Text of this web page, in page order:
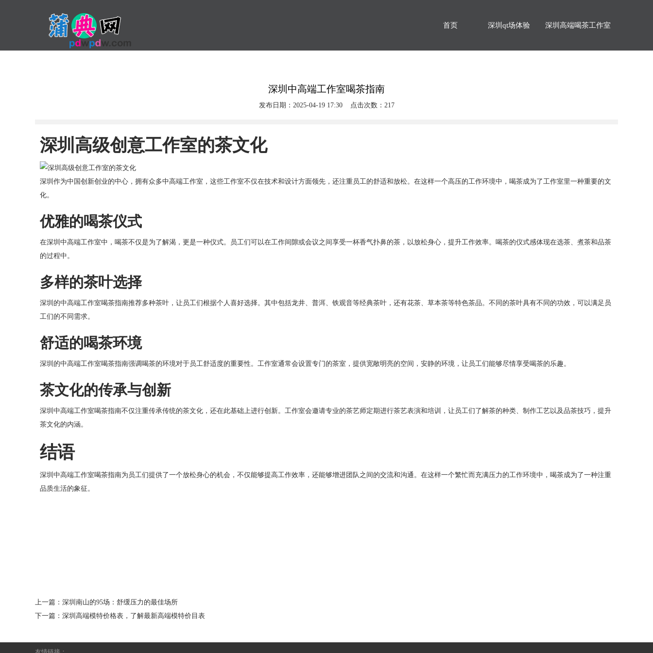
首页 深圳qt场体验 深圳高端喝茶工作室
深圳中高端工作室喝茶指南
发布日期：2025-04-19 17:30 点击次数：217
深圳高级创意工作室的茶文化
深圳作为中国创新创业的中心，拥有众多中高端工作室，这些工作室不仅在技术和设计方面领先，还注重员工的舒适和放松。在这样一个高压的工作环境中，喝茶成为了工作室里一种重要的文
化。
优雅的喝茶仪式
在深圳中高端工作室中，喝茶不仅是为了解渴，更是一种仪式。员工们可以在工作间隙或会议之间享受一杯香气扑鼻的茶，以放松身心，提升工作效率。喝茶的仪式感体现在选茶、煮茶和品茶
的过程中。
多样的茶叶选择
深圳的中高端工作室喝茶指南推荐多种茶叶，让员工们根据个人喜好选择。其中包括龙井、普洱、铁观音等经典茶叶，还有花茶、草本茶等特色茶品。不同的茶叶具有不同的功效，可以满足员
工们的不同需求。
舒适的喝茶环境
深圳的中高端工作室喝茶指南强调喝茶的环境对于员工舒适度的重要性。工作室通常会设置专门的茶室，提供宽敞明亮的空间，安静的环境，让员工们能够尽情享受喝茶的乐趣。
茶文化的传承与创新
深圳中高端工作室喝茶指南不仅注重传承传统的茶文化，还在此基础上进行创新。工作室会邀请专业的茶艺师定期进行茶艺表演和培训，让员工们了解茶的种类、制作工艺以及品茶技巧，提升
茶文化的内涵。
结语
深圳中高端工作室喝茶指南为员工们提供了一个放松身心的机会，不仅能够提高工作效率，还能够增进团队之间的交流和沟通。在这样一个繁忙而充满压力的工作环境中，喝茶成为了一种注重
品质生活的象征。
上一篇： 深圳南山的95场：舒缓压力的最佳场所
下一篇： 深圳高端模特价格表，了解最新高端模特价目表